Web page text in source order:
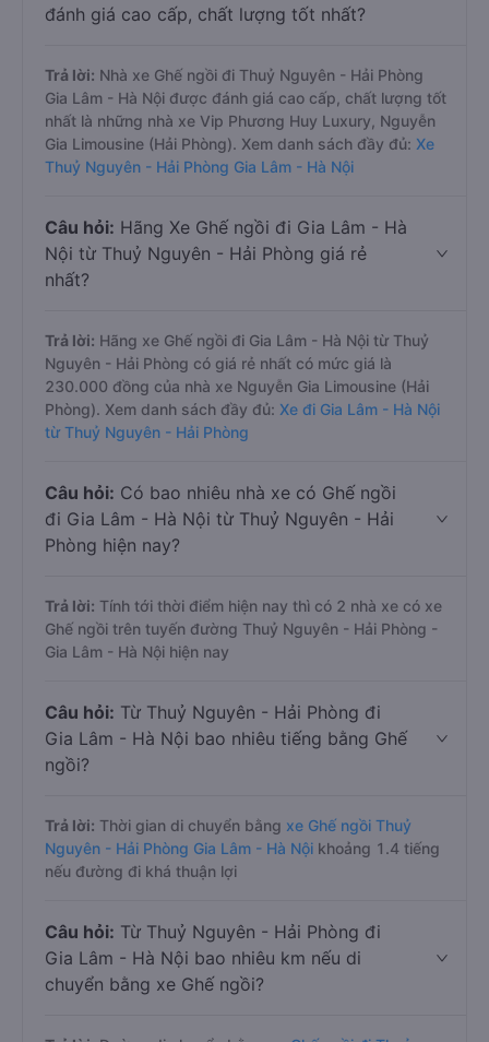
đánh giá cao cấp, chất lượng tốt nhất?
Trả lời: Nhà xe Ghế ngồi đi Thuỷ Nguyên - Hải Phòng
Gia Lâm - Hà Nội được đánh giá cao cấp, chất lượng tốt
nhất là những nhà xe Vip Phương Huy Luxury, Nguyễn
Gia Limousine (Hải Phòng). Xem danh sách đầy đủ: Xe
Thuỷ Nguyên - Hải Phòng Gia Lâm - Hà Nội
Câu hỏi: Hãng Xe Ghế ngồi đi Gia Lâm - Hà
Nội từ Thuỷ Nguyên - Hải Phòng giá rẻ
nhất?
Trả lời: Hãng xe Ghế ngồi đi Gia Lâm - Hà Nội từ Thuỷ
Nguyên - Hải Phòng có giá rẻ nhất có mức giá là
230.000 đồng của nhà xe Nguyễn Gia Limousine (Hải
Phòng). Xem danh sách đầy đủ: Xe đi Gia Lâm - Hà Nội
từ Thuỷ Nguyên - Hải Phòng
Câu hỏi: Có bao nhiêu nhà xe có Ghế ngồi
đi Gia Lâm - Hà Nội từ Thuỷ Nguyên - Hải
Phòng hiện nay?
Trả lời: Tính tới thời điểm hiện nay thì có 2 nhà xe có xe
Ghế ngồi trên tuyến đường Thuỷ Nguyên - Hải Phòng -
Gia Lâm - Hà Nội hiện nay
Câu hỏi: Từ Thuỷ Nguyên - Hải Phòng đi
Gia Lâm - Hà Nội bao nhiêu tiếng bằng Ghế
ngồi?
Trả lời: Thời gian di chuyển bằng xe Ghế ngồi Thuỷ
Nguyên - Hải Phòng Gia Lâm - Hà Nội khoảng 1.4 tiếng
nếu đường đi khá thuận lợi
Câu hỏi: Từ Thuỷ Nguyên - Hải Phòng đi
Gia Lâm - Hà Nội bao nhiêu km nếu di
chuyển bằng xe Ghế ngồi?